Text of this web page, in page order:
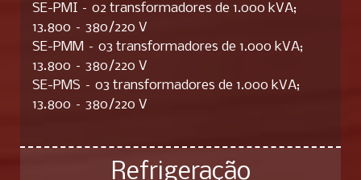
SE-PMI – 02 transformadores de 1.000 kVA;
13.800 – 380/220 V
SE-PMM – 03 transformadores de 1.000 kVA;
13.800 – 380/220 V
SE-PMS – 03 transformadores de 1.000 kVA;
13.800 – 380/220 V
Refrigeração